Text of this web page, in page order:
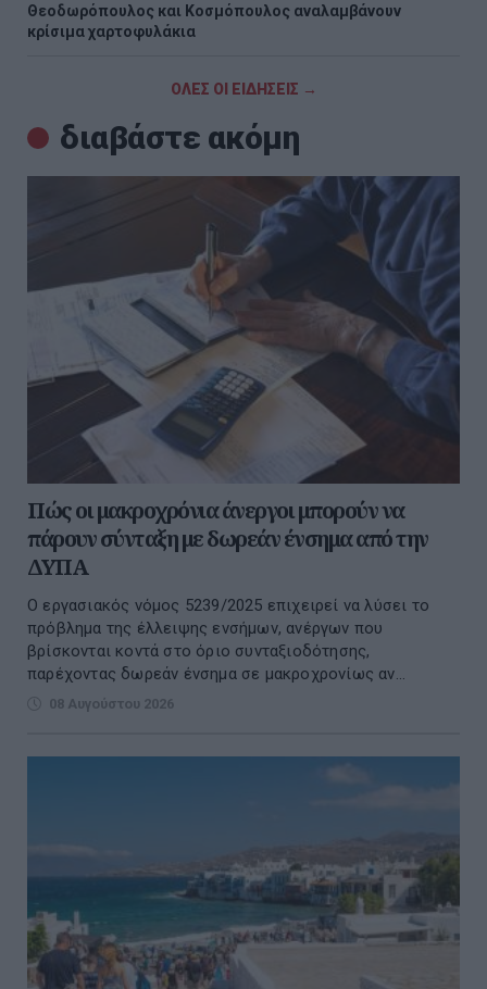
Θεοδωρόπουλος και Κοσμόπουλος αναλαμβάνουν
κρίσιμα χαρτοφυλάκια
ΟΛΕΣ ΟΙ ΕΙΔΗΣΕΙΣ →
διαβάστε ακόμη
Πώς οι μακροχρόνια άνεργοι μπορούν να
πάρουν σύνταξη με δωρεάν ένσημα από την
ΔΥΠΑ
Ο εργασιακός νόμος 5239/2025 επιχειρεί να λύσει το
πρόβλημα της έλλειψης ενσήμων, ανέργων που
βρίσκονται κοντά στο όριο συνταξιοδότησης,
παρέχοντας δωρεάν ένσημα σε μακροχρονίως αν...
08 Αυγούστου 2026